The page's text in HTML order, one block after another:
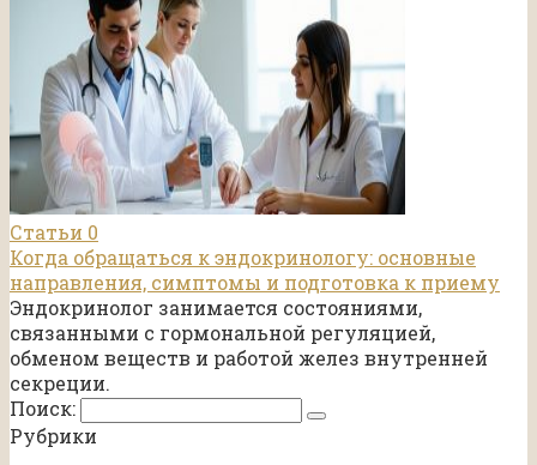
Статьи 0
Когда обращаться к эндокринологу: основные
направления, симптомы и подготовка к приему
Эндокринолог занимается состояниями,
связанными с гормональной регуляцией,
обменом веществ и работой желез внутренней
секреции.
Поиск:
Рубрики